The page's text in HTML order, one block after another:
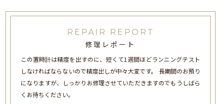
REPAIR REPORT
修理レポート
この置時計は精度を出すのに、短くて1週間ほどランニングテスト
しなければならないので精度出しが中々大変です。 長期間のお預り
になりますが、しっかりお修理させていただきますのでもうしばら
くお待ちください。